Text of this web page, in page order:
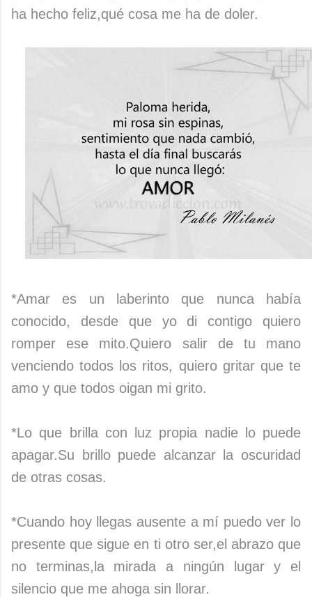
ha hecho feliz,qué cosa me ha de doler.
*Amar es un laberinto que nunca había
conocido, desde que yo di contigo quiero
romper ese mito.Quiero salir de tu mano
venciendo todos los ritos, quiero gritar que te
amo y que todos oigan mi grito.
*Lo que brilla con luz propia nadie lo puede
apagar.Su brillo puede alcanzar la oscuridad
de otras cosas.
*Cuando hoy llegas ausente a mí puedo ver lo
presente que sigue en ti otro ser,el abrazo que
no terminas,la mirada a ningún lugar y el
silencio que me ahoga sin llorar.